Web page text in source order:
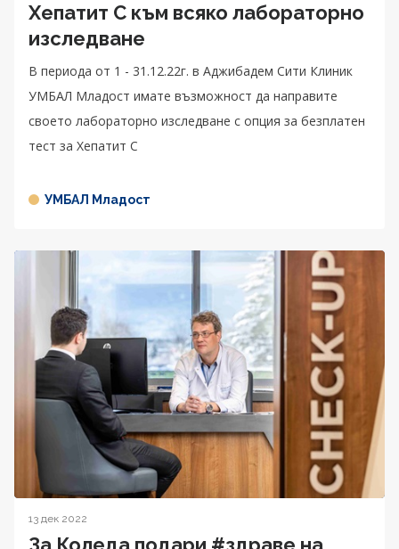
Хепатит C към всяко лабораторно
изследване
В периода от 1 - 31.12.22г. в Аджибадем Сити Клиник
УМБАЛ Младост имате възможност да направите
своето лабораторно изследване с опция за безплатен
тест за Хепатит C
УМБАЛ Младост
13 дек 2022
За Коледа подари #здраве на